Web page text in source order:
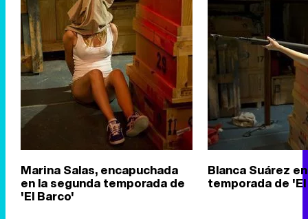
Marina Salas, encapuchada
en la segunda temporada de
'El Barco'
Blanca Suárez
temporada de